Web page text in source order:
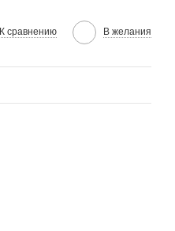
К сравнению В желания